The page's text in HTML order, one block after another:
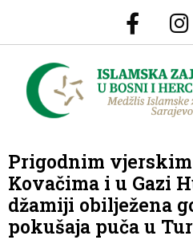
Prigodnim
Kovačima i u Gazi
džamiji obilježena
pokušaja puča u